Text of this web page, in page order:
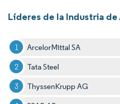
Líderes de la Industria de
ArcelorMittal SA
Tata Steel
ThyssenKrupp AG